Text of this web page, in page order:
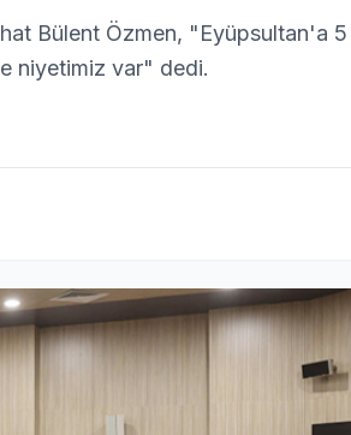
Bülent Özmen, "Eyüpsultan'a 5
niyetimiz var" dedi.